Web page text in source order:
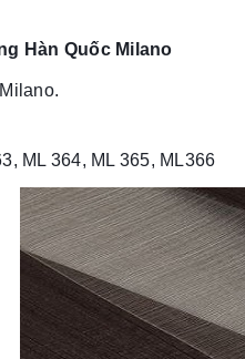
Hàn Quốc Milano
Milano.
ML 364, ML 365, ML366